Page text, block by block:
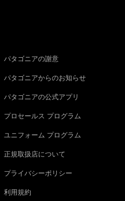
パタゴニアの謝意
パタゴニアからのお知らせ
パタゴニアの公式アプリ
プロセールス プログラム
ユニフォーム プログラム
正規取扱店について
プライバシーポリシー
利用規約